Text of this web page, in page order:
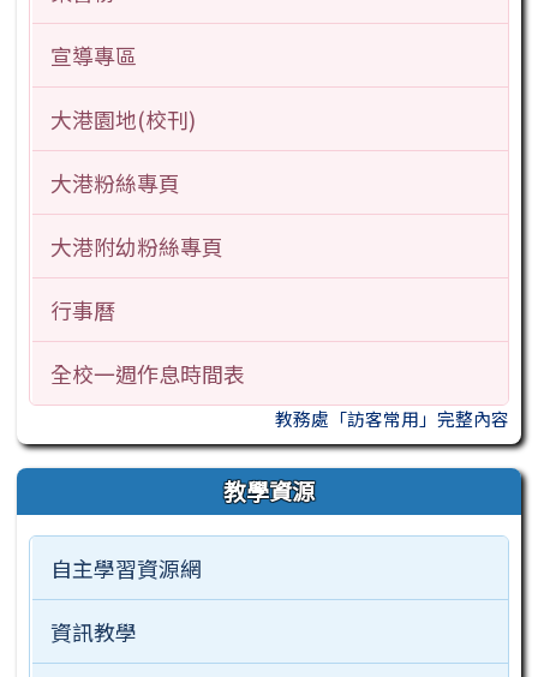
宣導專區
大港園地(校刊)
大港粉絲專頁
大港附幼粉絲專頁
行事曆
全校一週作息時間表
教務處「訪客常用」完整內容
教學資源
自主學習資源網
資訊教學